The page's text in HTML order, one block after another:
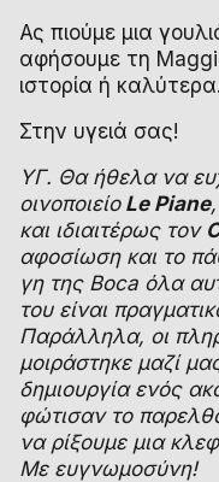
Ας πιούμε μια
αφήσουμε τη
ιστορία ή
Στην υγειά σας!
ΥΓ. Θα ήθελα να
οινοποιείοLe Piane
και ιδιαιτέρως τον
αφοσίωση και το
γη της Boca όλα
του είναι
Παράλληλα, οι
μοιράστηκε μαζί
δημιουργία ενός
φώτισαν το
να ρίξουμε μια
Με ευγνωμοσύνη!